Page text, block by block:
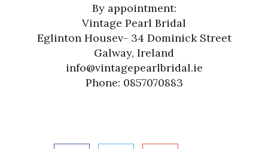
By appointment:
Vintage Pearl Bridal
Eglinton Housev- 34 Dominick Street
Galway, Ireland
info@vintagepearlbridal.ie
Phone: 0857070883